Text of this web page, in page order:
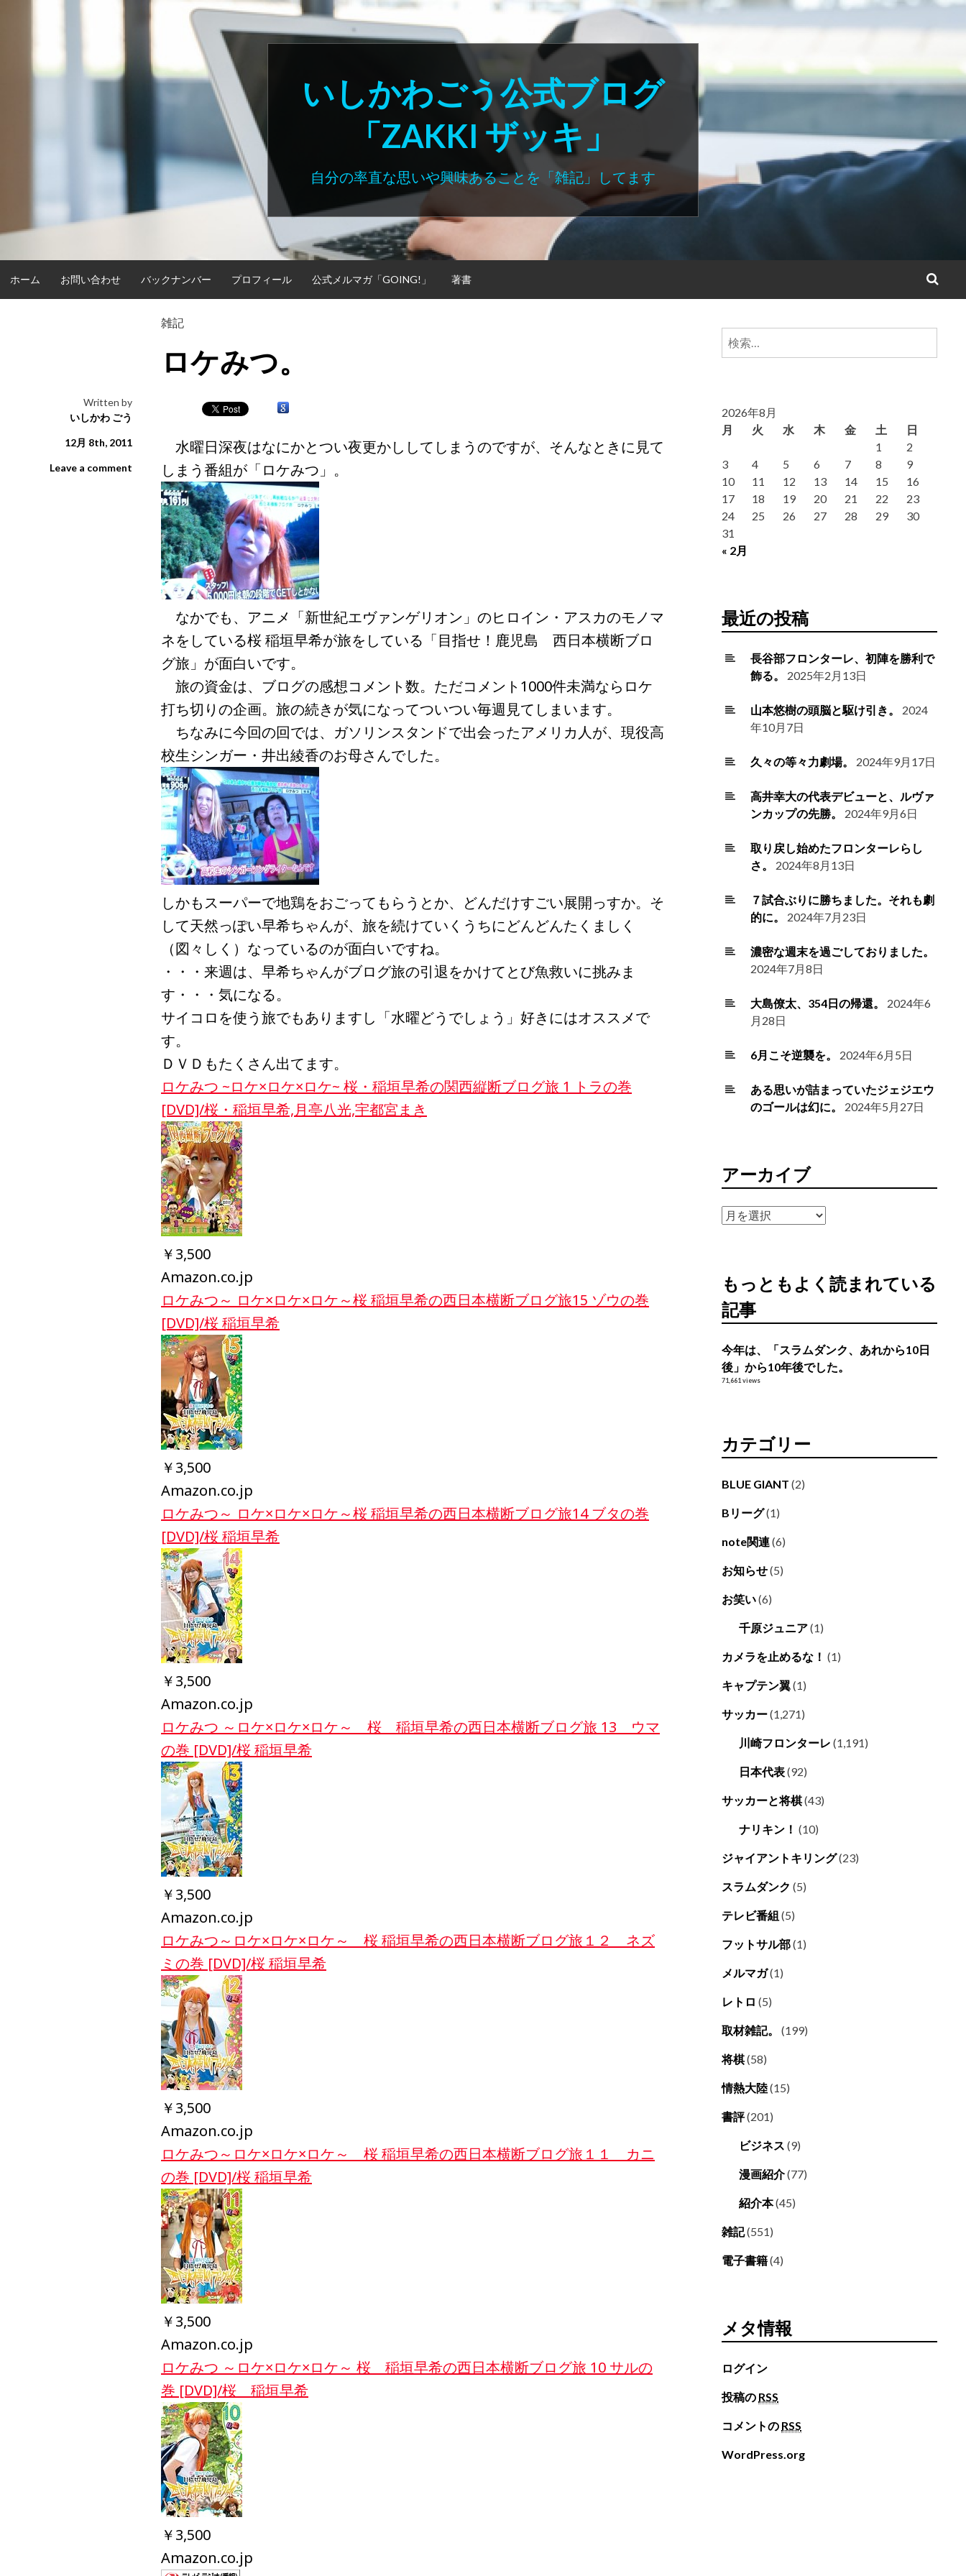
いしかわごう公式ブログ
「ZAKKI ザッキ」
自分の率直な思いや興味あることを「雑記」してます
ホーム お問い合わせ バックナンバー プロフィール 公式メルマガ「GOING!」 著書
雑記
ロケみつ。
Written by
いしかわ ごう
12月 8th, 2011
Leave a comment
水曜日深夜はなにかとつい夜更かししてしまうのですが、そんなときに見て
しまう番組が「ロケみつ」。
なかでも、アニメ「新世紀エヴァンゲリオン」のヒロイン・アスカのモノマ
ネをしている桜 稲垣早希が旅をしている「目指せ！鹿児島 西日本横断ブロ
グ旅」が面白いです。
旅の資金は、ブログの感想コメント数。ただコメント1000件未満ならロケ
打ち切りの企画。旅の続きが気になってついつい毎週見てしまいます。
ちなみに今回の回では、ガソリンスタンドで出会ったアメリカ人が、現役高
校生シンガー・井出綾香のお母さんでした。
しかもスーパーで地鶏をおごってもらうとか、どんだけすごい展開っすか。そ
して天然っぽい早希ちゃんが、旅を続けていくうちにどんどんたくましく
（図々しく）なっているのが面白いですね。
・・・来週は、早希ちゃんがブログ旅の引退をかけてとび魚救いに挑みま
す・・・気になる。
サイコロを使う旅でもありますし「水曜どうでしょう」好きにはオススメで
す。
ＤＶＤもたくさん出てます。
ロケみつ ~ロケ×ロケ×ロケ~ 桜・稲垣早希の関西縦断ブログ旅 1 トラの巻
[DVD]/桜・稲垣早希,月亭八光,宇都宮まき
￥3,500
Amazon.co.jp
ロケみつ～ ロケ×ロケ×ロケ～桜 稲垣早希の西日本横断ブログ旅15 ゾウの巻
[DVD]/桜 稲垣早希
￥3,500
Amazon.co.jp
ロケみつ～ ロケ×ロケ×ロケ～桜 稲垣早希の西日本横断ブログ旅14 ブタの巻
[DVD]/桜 稲垣早希
￥3,500
Amazon.co.jp
ロケみつ ～ロケ×ロケ×ロケ～ 桜 稲垣早希の西日本横断ブログ旅 13 ウマ
の巻 [DVD]/桜 稲垣早希
￥3,500
Amazon.co.jp
ロケみつ～ロケ×ロケ×ロケ～ 桜 稲垣早希の西日本横断ブログ旅１２ ネズ
ミの巻 [DVD]/桜 稲垣早希
￥3,500
Amazon.co.jp
ロケみつ～ロケ×ロケ×ロケ～ 桜 稲垣早希の西日本横断ブログ旅１１ カニ
の巻 [DVD]/桜 稲垣早希
￥3,500
Amazon.co.jp
ロケみつ ～ロケ×ロケ×ロケ～ 桜 稲垣早希の西日本横断ブログ旅 10 サルの
巻 [DVD]/桜 稲垣早希
￥3,500
Amazon.co.jp
検
2026年8月
月
火 水 木 金 土 日
« 2月
1
2
3
4 5 6 7 8
9
10
11 12 13 14 15
16
17
18 19 20 21 22
23
24
25 26 27 28 29
30
31
最近の投稿
長谷部フロンターレ、初陣を勝利で
飾る。
2025年2月13日
山本悠樹の頭脳と駆け引き。
2024
年10月7日
久々の等々力劇場。 2024年9月17日
高井幸大の代表デビューと、ルヴァ
ンカップの先勝。
2024年9月6日
取り戻し始めたフロンターレらし
さ。
2024年8月13日
７試合ぶりに勝ちました。それも劇
的に。
2024年7月23日
濃密な週末を過ごしておりました。
2024年7月8日
大島僚太、354日の帰還。
2024年6
月28日
6月こそ逆襲を。 2024年6月5日
ある思いが詰まっていたジェジエウ
のゴールは幻に。
2024年5月27日
アーカイブ
ア
ブ
もっともよく読まれている
記事
今年は、「スラムダンク、あれから10日
後」から10年後でした。
71,661 views
カテゴリー
BLUE GIANT (2)
Bリーグ(1)
note関連(6)
お知らせ(5)
お笑い(6)
千原ジュニア(1)
カメラを止めるな！ (1)
キャプテン翼(1)
サッカー(1,271)
川崎フロンターレ (1,191)
日本代表(92)
サッカーと将棋(43)
ナリキン！ (10)
ジャイアントキリング(23)
スラムダンク (5)
テレビ番組 (5)
フットサル部(1)
メルマガ(1)
レトロ (5)
取材雑記。 (199)
将棋(58)
情熱大陸(15)
書評(201)
ビジネス (9)
漫画紹介(77)
紹介本(45)
雑記(551)
電子書籍(4)
メタ情報
ログイン
投稿の RSS
コメントの RSS
WordPress.org